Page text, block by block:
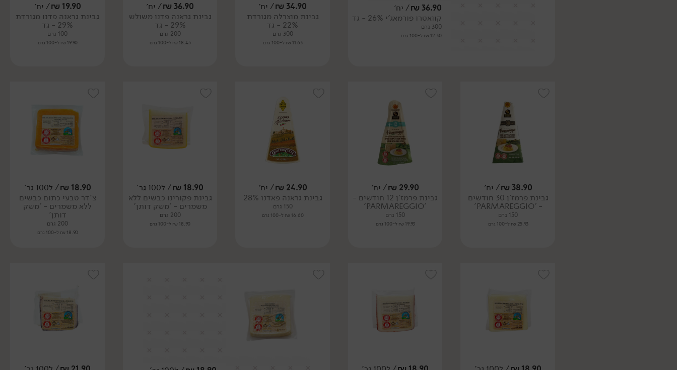
36.90
₪/ יח׳
קוואטרו פורמאג'י 26% - גד
300 גרם
12.30 ₪ ל-100 גרם
34.90
₪/ יח׳
גבינת מוצרלה מגורדת
22% - גד
300 גרם
11.63 ₪ ל-100 גרם
36.90
₪/ יח׳
גבינת גראנה פדנו משולש
29% - גד
200 גרם
18.45 ₪ ל-100 גרם
19.90
₪/ יח׳
גבינת גראנה פדנו מגורדת
29% - גד
100 גרם
19.90 ₪ ל-100 גרם
38.90
₪/ יח׳
גבינת פרמז'ן 30 חודשים
- 'PARMAREGGIO'
150 גרם
25.93 ₪ ל-100 גרם
29.90
₪/ יח׳
גבינת פרמז'ן 12 חודשים -
'PARMAREGGIO'
150 גרם
19.93 ₪ ל-100 גרם
24.90
₪/ יח׳
גבינת גראנה פאדנו 28%
150 גרם
16.60 ₪ ל-100 גרם
18.90
₪/ ל100 גר'
גבינת פקורינו כבשים ללא
משמרים - 'משק דותן'
200 גרם
18.90 ₪ ל-100 גרם
18.90
₪/ ל100 גר'
צ'דר טבעי כתום כבשים
ללא משמרים - 'משק
דותן'
200 גרם
18.90 ₪ ל-100 גרם